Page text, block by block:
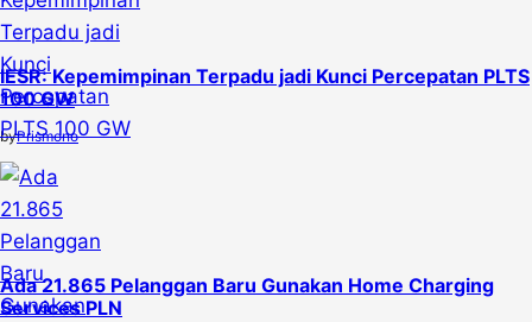
IESR: Kepemimpinan Terpadu jadi Kunci Percepatan PLTS
100 GW
byPrismono
Ada 21.865 Pelanggan Baru Gunakan Home Charging
Services PLN